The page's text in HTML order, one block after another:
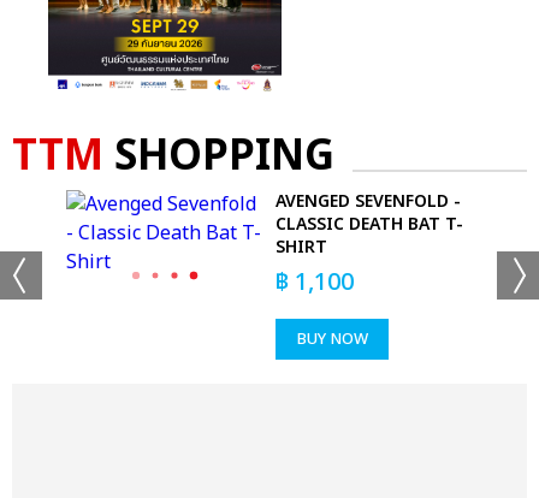
TTM SHOPPING
AVENGED SEVENFOLD -
CLASSIC DEATH BAT T-
SHIRT
฿ 1,100
BUY NOW